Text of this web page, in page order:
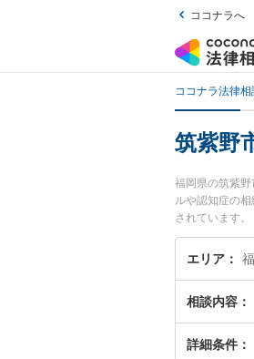
ココナラへ
ココナラ法律相
筑紫野
福岡県の筑紫
ルや認知症の
されています
士を検索した
エリア
相談内容
詳細条件